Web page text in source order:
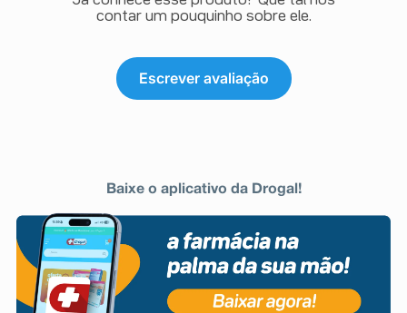
contar um pouquinho sobre ele.
Escrever avaliação
Baixe o aplicativo da Drogal!